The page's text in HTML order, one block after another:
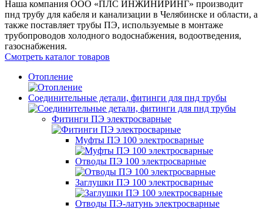
Наша компания ООО «ПЛС ИНЖИНИРИНГ» производит
пнд трубу для кабеля и канализации в Челябинске и области, а
также поставляет трубы ПЭ, используемые в монтаже
трубопроводов холодного водоснабжения, водоотведения,
газоснабжения.
Смотреть каталог товаров
Отопление
Соединительные детали, фитинги для пнд трубы
Фитинги ПЭ электросварные
Муфты ПЭ 100 электросварные
Отводы ПЭ 100 электросварные
Заглушки ПЭ 100 электросварные
Отводы ПЭ-латунь электросварные